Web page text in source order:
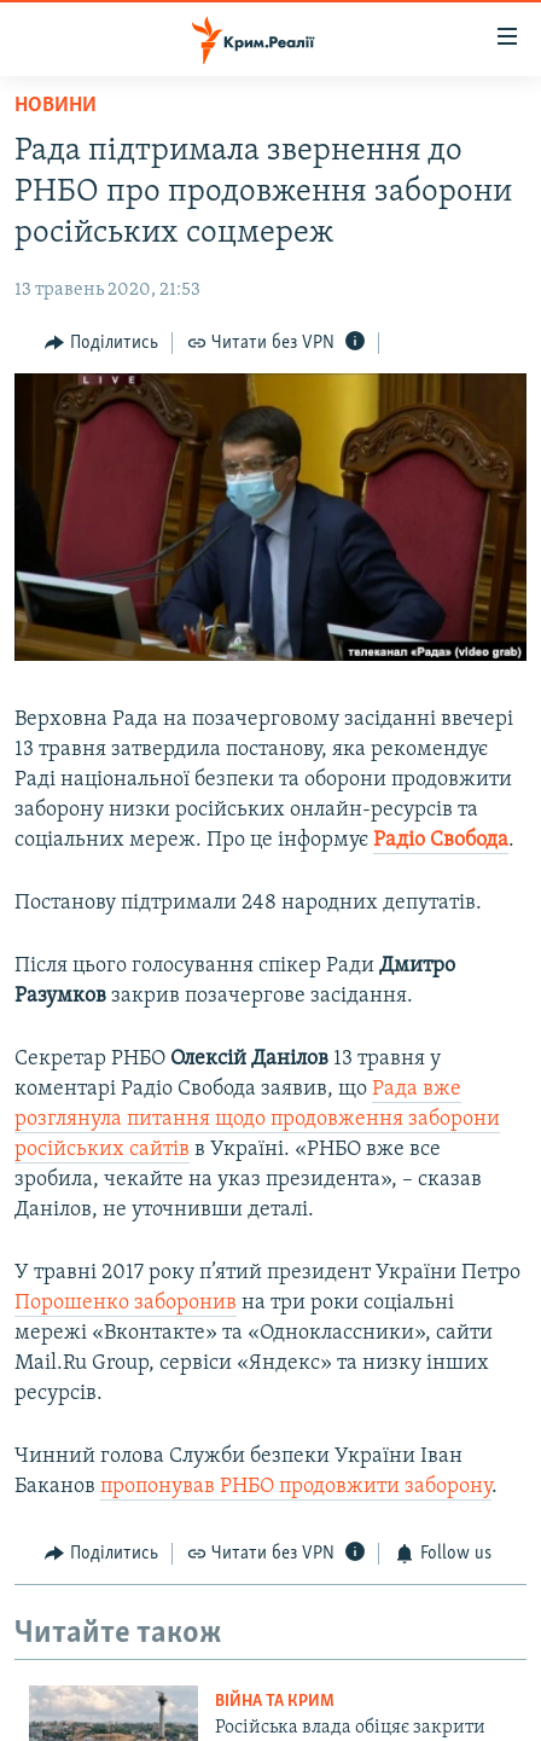
Перейти
основного
матеріалу
Перейти
до
основної
навігації
Перейти
до
пошуку
ВОДА.КРИМ
ВІДЕО ТА ФОТО
БЛОГИ
ПОГЛЯД
ІНТЕРВ'Ю
ВСЕ ЗА ДЕНЬ
СПЕЦПРОЕКТИ
ДЕПОРТАЦІЯ
ВІДЕОУРОКИ «ELIFBE»
СВІДЧЕННЯ ОКУПАЦІЇ
УКРАЇНСЬКА ПРОБЛЕМА КРИМУ
ЯК ОБІЙТИ БЛОКУВАННЯ
Русский
Qırımtatar
Усі сайти RFE/RL
НОВИНИ
Рада підтримала звернення до
РНБО про продовження заборони
російських соцмереж
13 травень 2020, 21:53
Поділитись Читати без VPN
Верховна Рада на позачерговому засіданні ввечері
13 травня затвердила постанову, яка рекомендує
Раді національної безпеки та оборони продовжити
заборону низки російських онлайн-ресурсів та
соціальних мереж. Про це інформує Радіо Свобода.
Постанову підтримали 248 народних депутатів.
Після цього голосування спікер Ради Дмитро
Разумков закрив позачергове засідання.
Cекретар РНБО Олексій Данілов 13 травня у
коментарі Радіо Свобода заявив, що Рада вже
розглянула питання щодо продовження заборони
російських сайтів в Україні. «РНБО вже все
зробила, чекайте на указ президента», – сказав
Данілов, не уточнивши деталі.
У травні 2017 року п’ятий президент України Петро
Порошенко заборонив на три роки соціальні
мережі «Вконтакте» та «Одноклассники», сайти
Mail.Ru Group, сервіси «Яндекс» та низку інших
ресурсів.
Чинний голова Служби безпеки України Іван
Баканов пропонував РНБО продовжити заборону.
Поділитись Читати без VPN Follow us
Читайте також
ВІЙНА ТА КРИМ
Російська влада обіцяє закрити